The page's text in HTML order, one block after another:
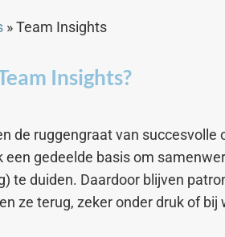
»Team Insights
Insights?
de ruggengraat van succesvolle
een gedeelde basis om
te duiden. Daardoor blijven
ze terug, zeker onder druk of bij